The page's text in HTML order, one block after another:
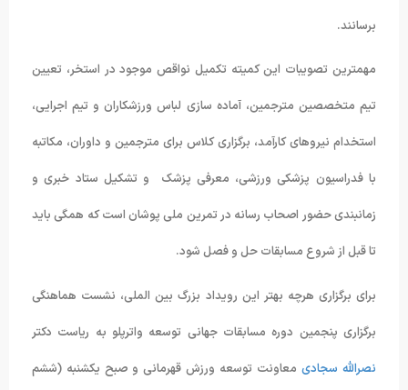
برسانند.
مهمترین تصویبات این کمیته تکمیل نواقص موجود در استخر، تعیین
تیم متخصصین مترجمین، آماده سازی لباس ورزشکاران و تیم اجرایی،
استخدام نیروهای کارآمد، برگزاری کلاس برای مترجمین و داوران، مکاتبه
با فدراسیون پزشکی ورزشی، معرفی پزشک و تشکیل ستاد خبری و
زمانبندی حضور اصحاب رسانه در تمرین ملی پوشان است که همگی باید
تا قبل از شروع مسابقات حل و فصل شود.
برای برگزاری هرچه بهتر این رویداد بزرگ بین الملی، نشست هماهنگی
برگزاری پنجمین دوره مسابقات جهانی توسعه واترپلو به ریاست دکتر
نصرالله سجادی معاونت توسعه ورزش قهرمانی و صبح یکشنبه (ششم